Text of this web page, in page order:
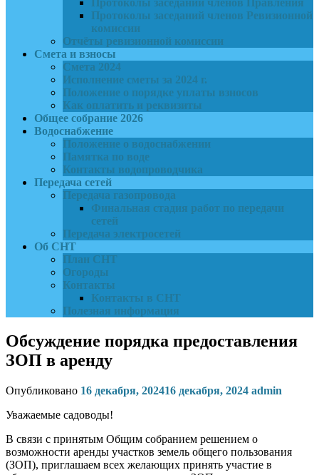
Протоколы заседаний членов Правления
Протоколы заседаний членов Ревизионной
комиссии
Отчёты ревизионной комиссии
Смета и взносы
Смета 2024
Исполнение сметы за 2024 г.
Положение о порядке уплаты взносов
Как оплатить и реквизиты
Общее собрание 2026
Водоснабжение
Положение о водоснабжении
Памятка по воде
Контакты водопроводчика
Передача сетей
Передача газопровода
Финальная стадия работ по передачи
сетей
Передача электросетей
Об СНТ
План СНТ
Огороды
Контакты
Контакты в СНТ
Полезная информация
Обсуждение порядка предоставления
ЗОП в аренду
Опубликовано 16 декабря, 202416 декабря, 2024 admin
Уважаемые садоводы!
В связи с принятым Общим собранием решением о
возможности аренды участков земель общего пользования
(ЗОП), приглашаем всех желающих принять участие в